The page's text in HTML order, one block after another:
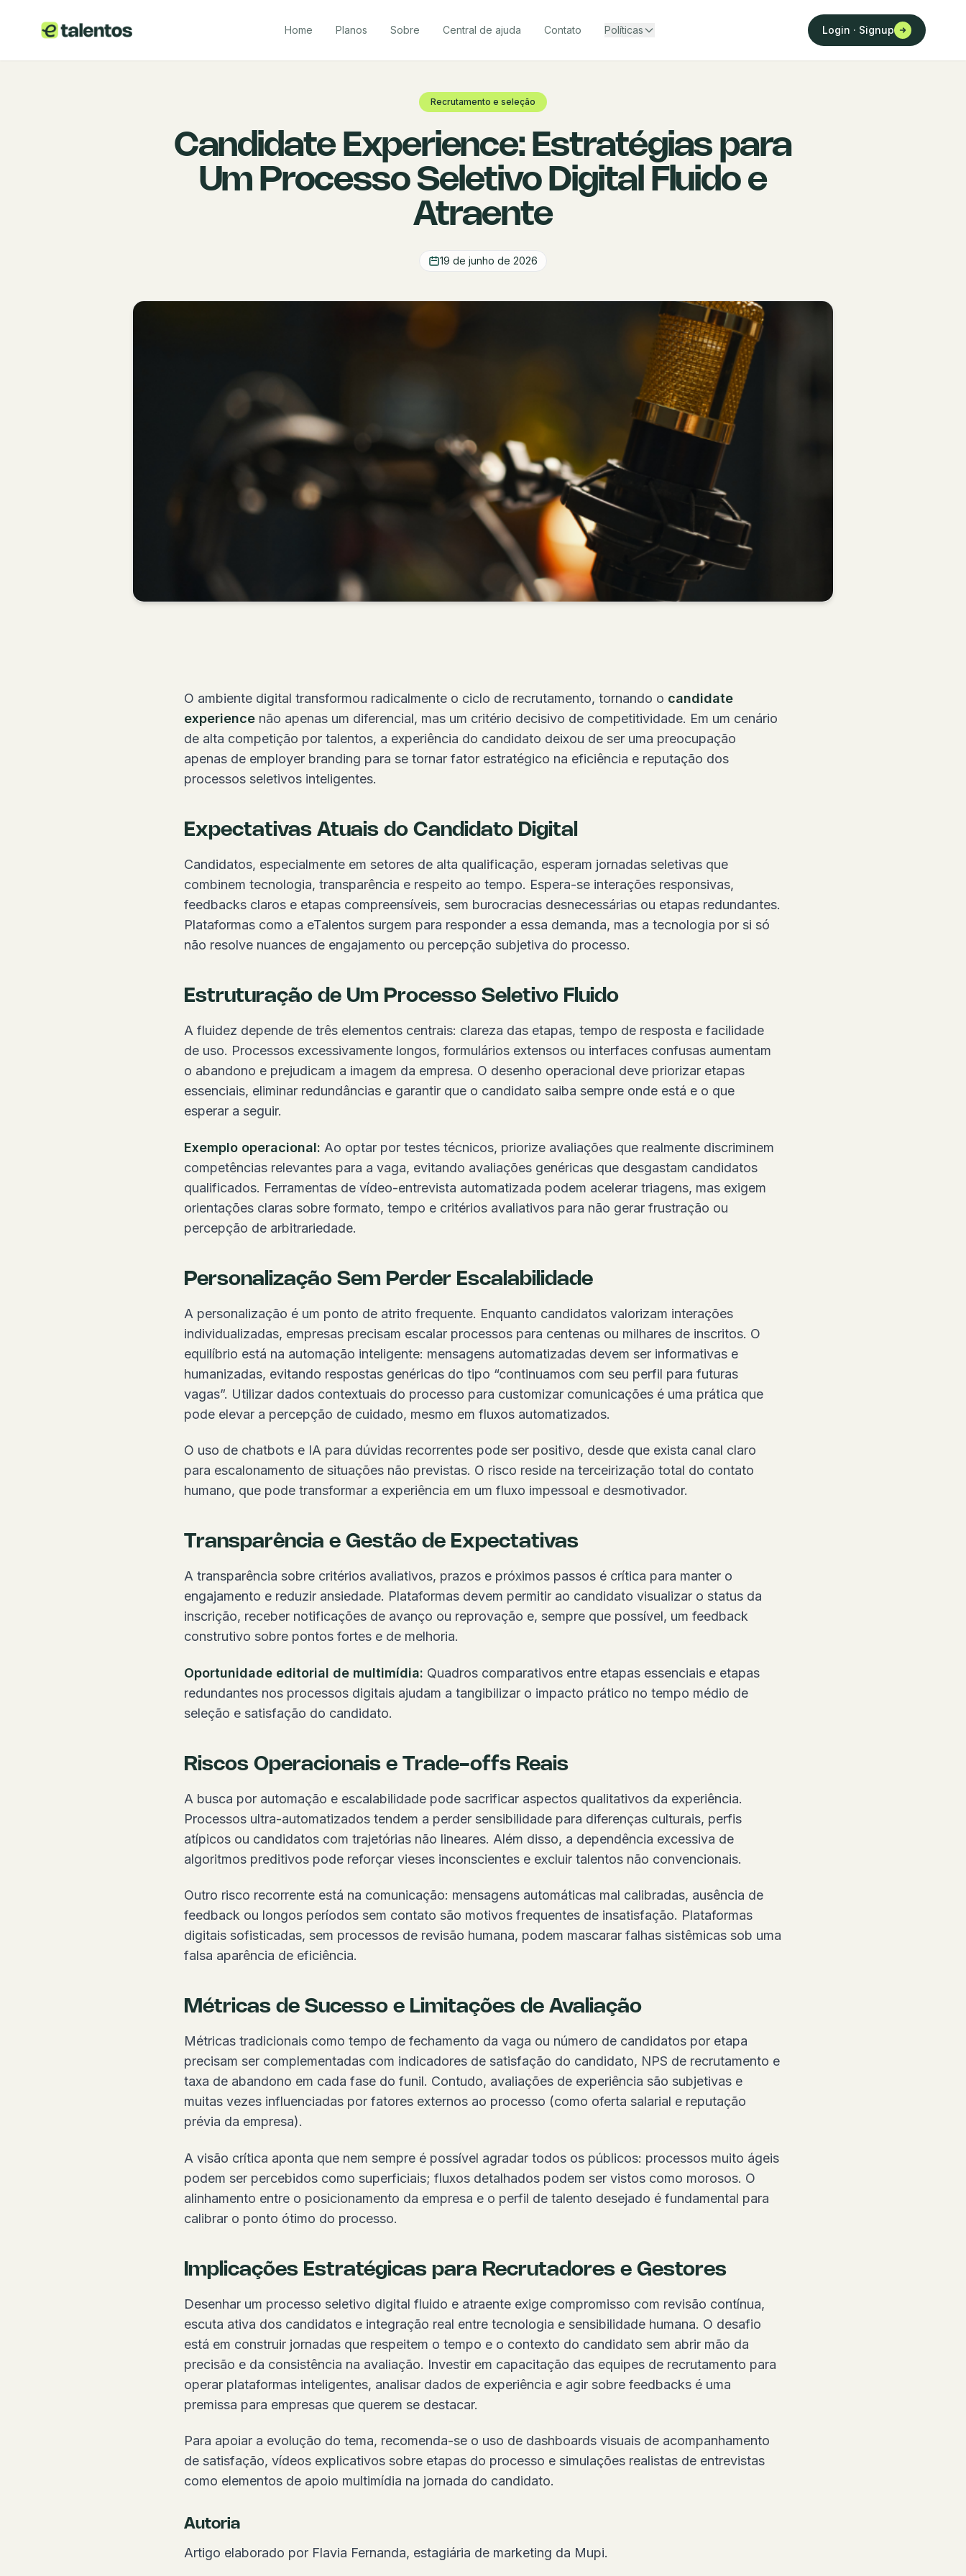
Home Planos Sobre Central de ajuda Contato Políticas Login · Signup
Recrutamento e seleção
Candidate Experience: Estratégias para
Um Processo Seletivo Digital Fluido e
Atraente
19 de junho de 2026
O ambiente digital transformou radicalmente o ciclo de recrutamento, tornando o candidate
experience não apenas um diferencial, mas um critério decisivo de competitividade. Em um cenário
de alta competição por talentos, a experiência do candidato deixou de ser uma preocupação
apenas de employer branding para se tornar fator estratégico na eficiência e reputação dos
processos seletivos inteligentes.
Expectativas Atuais do Candidato Digital
Candidatos, especialmente em setores de alta qualificação, esperam jornadas seletivas que
combinem tecnologia, transparência e respeito ao tempo. Espera-se interações responsivas,
feedbacks claros e etapas compreensíveis, sem burocracias desnecessárias ou etapas redundantes.
Plataformas como a eTalentos surgem para responder a essa demanda, mas a tecnologia por si só
não resolve nuances de engajamento ou percepção subjetiva do processo.
Estruturação de Um Processo Seletivo Fluido
A fluidez depende de três elementos centrais: clareza das etapas, tempo de resposta e facilidade
de uso. Processos excessivamente longos, formulários extensos ou interfaces confusas aumentam
o abandono e prejudicam a imagem da empresa. O desenho operacional deve priorizar etapas
essenciais, eliminar redundâncias e garantir que o candidato saiba sempre onde está e o que
esperar a seguir.
Exemplo operacional: Ao optar por testes técnicos, priorize avaliações que realmente discriminem
competências relevantes para a vaga, evitando avaliações genéricas que desgastam candidatos
qualificados. Ferramentas de vídeo-entrevista automatizada podem acelerar triagens, mas exigem
orientações claras sobre formato, tempo e critérios avaliativos para não gerar frustração ou
percepção de arbitrariedade.
Personalização Sem Perder Escalabilidade
A personalização é um ponto de atrito frequente. Enquanto candidatos valorizam interações
individualizadas, empresas precisam escalar processos para centenas ou milhares de inscritos. O
equilíbrio está na automação inteligente: mensagens automatizadas devem ser informativas e
humanizadas, evitando respostas genéricas do tipo “continuamos com seu perfil para futuras
vagas”. Utilizar dados contextuais do processo para customizar comunicações é uma prática que
pode elevar a percepção de cuidado, mesmo em fluxos automatizados.
O uso de chatbots e IA para dúvidas recorrentes pode ser positivo, desde que exista canal claro
para escalonamento de situações não previstas. O risco reside na terceirização total do contato
humano, que pode transformar a experiência em um fluxo impessoal e desmotivador.
Transparência e Gestão de Expectativas
A transparência sobre critérios avaliativos, prazos e próximos passos é crítica para manter o
engajamento e reduzir ansiedade. Plataformas devem permitir ao candidato visualizar o status da
inscrição, receber notificações de avanço ou reprovação e, sempre que possível, um feedback
construtivo sobre pontos fortes e de melhoria.
Oportunidade editorial de multimídia: Quadros comparativos entre etapas essenciais e etapas
redundantes nos processos digitais ajudam a tangibilizar o impacto prático no tempo médio de
seleção e satisfação do candidato.
Riscos Operacionais e Trade-offs Reais
A busca por automação e escalabilidade pode sacrificar aspectos qualitativos da experiência.
Processos ultra-automatizados tendem a perder sensibilidade para diferenças culturais, perfis
atípicos ou candidatos com trajetórias não lineares. Além disso, a dependência excessiva de
algoritmos preditivos pode reforçar vieses inconscientes e excluir talentos não convencionais.
Outro risco recorrente está na comunicação: mensagens automáticas mal calibradas, ausência de
feedback ou longos períodos sem contato são motivos frequentes de insatisfação. Plataformas
digitais sofisticadas, sem processos de revisão humana, podem mascarar falhas sistêmicas sob uma
falsa aparência de eficiência.
Métricas de Sucesso e Limitações de Avaliação
Métricas tradicionais como tempo de fechamento da vaga ou número de candidatos por etapa
precisam ser complementadas com indicadores de satisfação do candidato, NPS de recrutamento e
taxa de abandono em cada fase do funil. Contudo, avaliações de experiência são subjetivas e
muitas vezes influenciadas por fatores externos ao processo (como oferta salarial e reputação
prévia da empresa).
A visão crítica aponta que nem sempre é possível agradar todos os públicos: processos muito ágeis
podem ser percebidos como superficiais; fluxos detalhados podem ser vistos como morosos. O
alinhamento entre o posicionamento da empresa e o perfil de talento desejado é fundamental para
calibrar o ponto ótimo do processo.
Implicações Estratégicas para Recrutadores e Gestores
Desenhar um processo seletivo digital fluido e atraente exige compromisso com revisão contínua,
escuta ativa dos candidatos e integração real entre tecnologia e sensibilidade humana. O desafio
está em construir jornadas que respeitem o tempo e o contexto do candidato sem abrir mão da
precisão e da consistência na avaliação. Investir em capacitação das equipes de recrutamento para
operar plataformas inteligentes, analisar dados de experiência e agir sobre feedbacks é uma
premissa para empresas que querem se destacar.
Para apoiar a evolução do tema, recomenda-se o uso de dashboards visuais de acompanhamento
de satisfação, vídeos explicativos sobre etapas do processo e simulações realistas de entrevistas
como elementos de apoio multimídia na jornada do candidato.
Autoria
Artigo elaborado por Flavia Fernanda, estagiária de marketing da Mupi.